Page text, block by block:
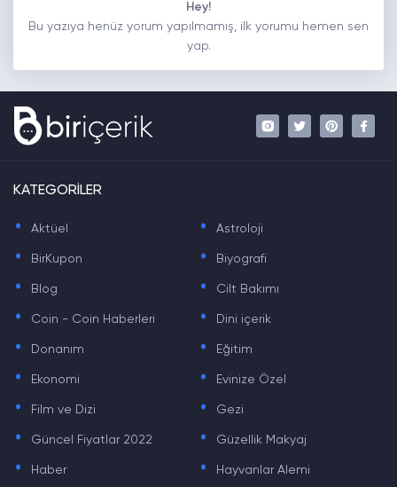
Hey!
Bu yazıya henüz yorum yapılmamış, ilk yorumu hemen sen
yap.
KATEGORİLER
. Aktüel . Astroloji
. BirKupon . Biyografi
. Blog . Cilt Bakımı
. Coin - Coin Haberleri . Dini içerik
. Donanım . Eğitim
. Ekonomi . Evinize Özel
. Film ve Dizi . Gezi
. Güncel Fiyatlar 2022 . Güzellik Makyaj
. Haber . Hayvanlar Alemi